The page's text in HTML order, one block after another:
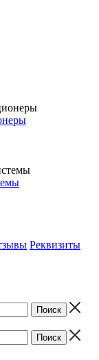
Реквизиты